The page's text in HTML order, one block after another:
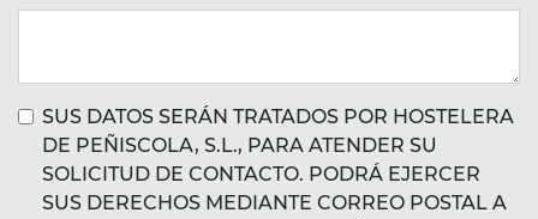
SUS DATOS SERÁN TRATADOS POR HOSTELERA
DE PEÑISCOLA, S.L., PARA ATENDER SU
SOLICITUD DE CONTACTO. PODRÁ EJERCER
SUS DERECHOS MEDIANTE CORREO POSTAL A